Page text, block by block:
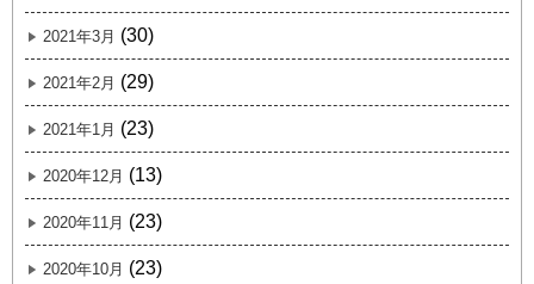
2021年3月 (30)
2021年2月 (29)
2021年1月 (23)
2020年12月 (13)
2020年11月 (23)
2020年10月 (23)